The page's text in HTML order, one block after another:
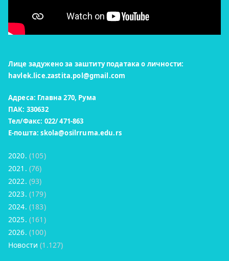
Лице задужено за заштиту података о личности:
havlek.lice.zastita.pol@gmail.com
Адреса: Главна 270, Рума
ПАК: 330632
Тел/Факс: 022/ 471-863
Е-пошта:skola@osilrruma.edu.rs
2020. (105)
2021. (76)
2022. (93)
2023. (179)
2024. (183)
2025. (161)
2026. (100)
Новости (1.127)